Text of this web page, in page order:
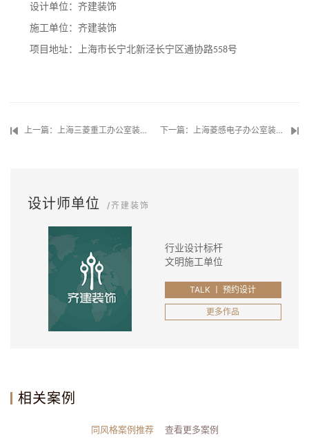
设计单位：齐建装饰
施工单位：齐建装饰
项目地址：上海市长宁北新泾长宁区通协路558号
上一篇：上海三菱重工办公室装修设计案例 下一篇：上海菱感电子办公室装修设计效果图
设计师单位 /齐建装饰
行业设计标杆
文明施工单位
TALK 丨 预约设计
更多作品
相关案例
同风格案例推荐 查看更多案例